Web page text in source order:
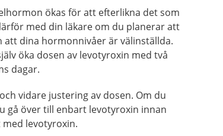
ökas för att efterlikna det som
med din läkare om du planerar att
att dina hormonnivåer är välinställda.
öka dosen av levotyroxin med två
dagar.
vidare justering av dosen. Om du
gå över till enbart levotyroxin innan
levotyroxin.